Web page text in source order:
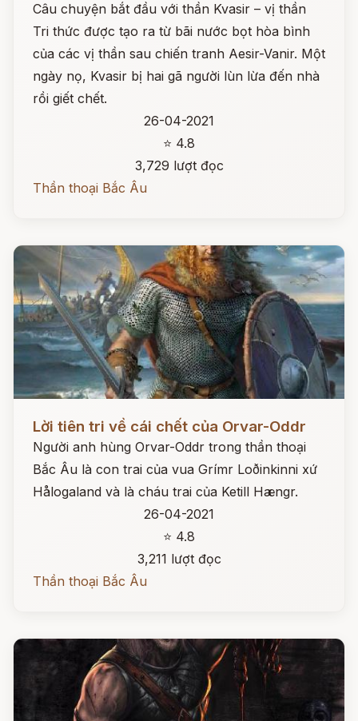
Câu chuyện bắt đầu với thần Kvasir – vị thần
Tri thức được tạo ra từ bãi nước bọt hòa bình
của các vị thần sau chiến tranh Aesir-Vanir. Một
ngày nọ, Kvasir bị hai gã người lùn lừa đến nhà
rồi giết chết.
26-04-2021
⭐ 4.8
3,729 lượt đọc
Thần thoại Bắc Âu
Lời tiên tri về cái chết của Orvar-Oddr
Người anh hùng Orvar-Oddr trong thần thoại
Bắc Âu là con trai của vua Grímr Loðinkinni xứ
Hålogaland và là cháu trai của Ketill Hængr.
26-04-2021
⭐ 4.8
3,211 lượt đọc
Thần thoại Bắc Âu